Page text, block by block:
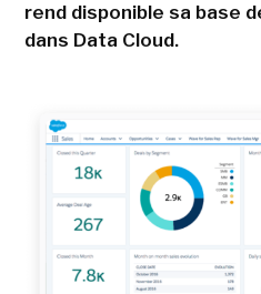
rend disponible sa base
dans Data Cloud.